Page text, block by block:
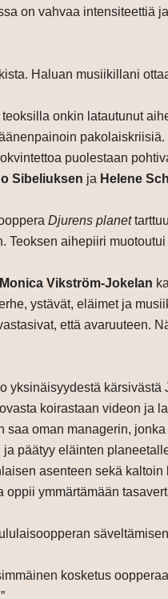
on vahvaa intensiteettiä
Haluan musiikillani
onkin latautunut
puolestaan
Sibeliuksen ja Helene
Djurens planet
Teoksen aihepiiri
Monica Vikström-Jokelan
ystävät, eläimet ja
että avaruuteen.
yksinäisyydestä
koirastaan videon ja
saa oman managerin,
ja päätyy eläinten
asenteen sekä
oppii ymmärtämään
kosketus